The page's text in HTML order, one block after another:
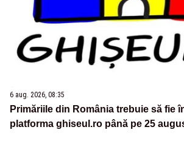
6 aug. 2026, 08:35
Primăriile din România trebuie să fie
platforma ghiseul.ro până pe 25